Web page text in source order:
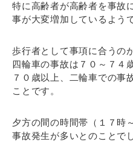
特に高齢者が高齢者を事故
事が大変増加しているよう
歩行者として事項に合うの
四輪車の事故は７０～７４
７０歳以上、二輪車での事
ことです。
夕方の間の時間帯（１７時
事故発生が多いとのことで